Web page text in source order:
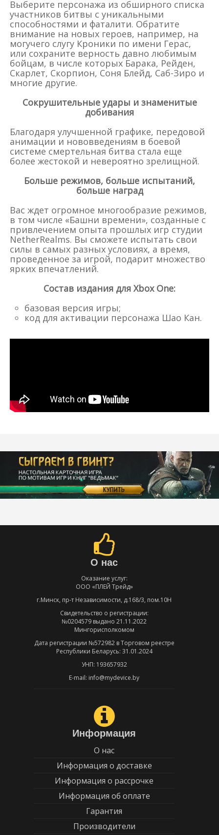
Выберите персонажа из обширного списка
участников битвы с уникальными
способностями и фаталити. Обратите
внимание на новых героев, например, на
могучего слугу Кроники по имени Герас,
или сохраните верность давно любимым
бойцам, в числе которых Барака, Рейден,
Скарлет, Скорпион, Соня Блейд, Саб-Зиро и
многие другие.
Сокрушительные удары и знаменитые
добивания
Благодаря улучшенной графике, передовой
анимации и нововведениям в боевой
системе смертельная битва стала еще
более жестокой и невероятно зрелищной.
Больше режимов, больше испытаний,
больше наград
Вас ждет огромное многообразие режимов,
в том числе «Башни времени», созданные с
привлечением опыта прошлых игр студии
NetherRealms. Вы сможете испытать свои
силы в самых разных условиях, а время,
проведенное за игрой, подарит множество
ярких впечатлений.
Состав издания для Xbox One:
базовая версия игры;
код для активации персонажа Шао Кан.
О нас
Оказание услуг:
ООО «ПЛЕЙ Трейд»
г.Минск, пр-т Независимости, д.168/3, пом.10Н
Свидетельство о регистрации:
№0204579 выдано 21.11.2022
Мингорисполкомом
Дата регистрации №572982 в Торговом реестре
Республики Беларусь: 31.01.2024
УНП: 193657932
E-mail: info@mydevice.by
Информация
О нас
Информация о доставке
Информация о рассрочке
Информация об оплате
Гарантия
Производители